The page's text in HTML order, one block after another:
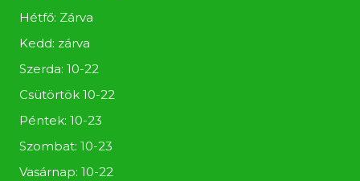
Hétfő: Zárva
Kedd: zárva
Szerda: 10-22
Csütörtök 10-22
Péntek: 10-23
Szombat: 10-23
Vasárnap: 10-22